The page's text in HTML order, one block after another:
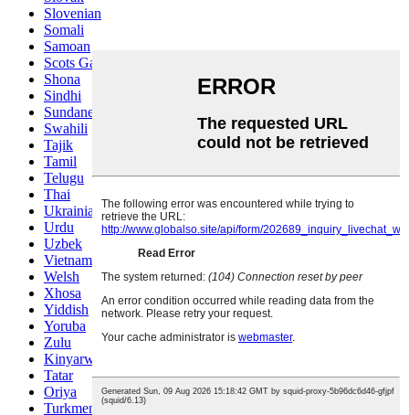
Slovenian
Somali
Samoan
Scots Gaelic
Shona
Sindhi
Sundanese
Swahili
Tajik
Tamil
Telugu
Thai
Ukrainian
Urdu
Uzbek
Vietnamese
Welsh
Xhosa
Yiddish
Yoruba
Zulu
Kinyarwanda
Tatar
Oriya
Turkmen